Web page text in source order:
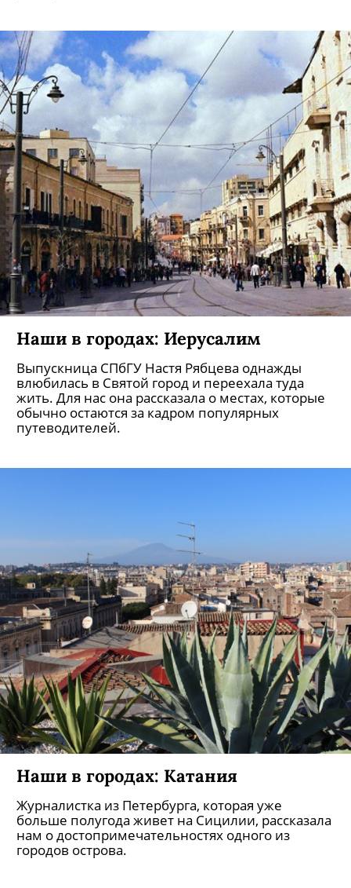
Наши в городах: Иерусалим
Выпускница СПбГУ Настя Рябцева однажды
влюбилась в Святой город и переехала туда
жить. Для нас она рассказала о местах, которые
обычно остаются за кадром популярных
путеводителей.
Наши в городах: Катания
Журналистка из Петербурга, которая уже
больше полугода живет на Сицилии, рассказала
нам о достопримечательностях одного из
городов острова.